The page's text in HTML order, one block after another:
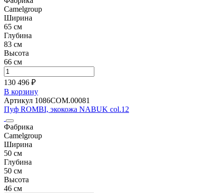
Camelgroup
Ширина
65 см
Глубина
83 см
Высота
66 см
130 496 ₽
В корзину
Артикул 1086СОМ.00081
Пуф ROMBI, экокожа NABUK col.12
Фабрика
Camelgroup
Ширина
50 см
Глубина
50 см
Высота
46 см